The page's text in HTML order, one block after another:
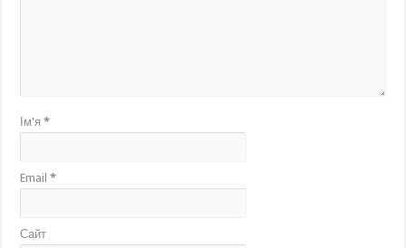
Ім'я*
Email*
Сайт